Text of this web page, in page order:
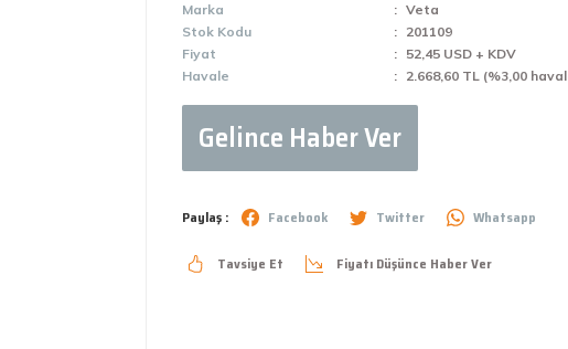
Marka
Veta
Stok Kodu
201109
Fiyat
52,45 USD + KDV
Havale
2.668,60 TL (%3,00
Gelince Haber Ver
Paylaş : Facebook Twitter Whatsapp
Tavsiye Et Fiyatı Düşünce Haber Ver